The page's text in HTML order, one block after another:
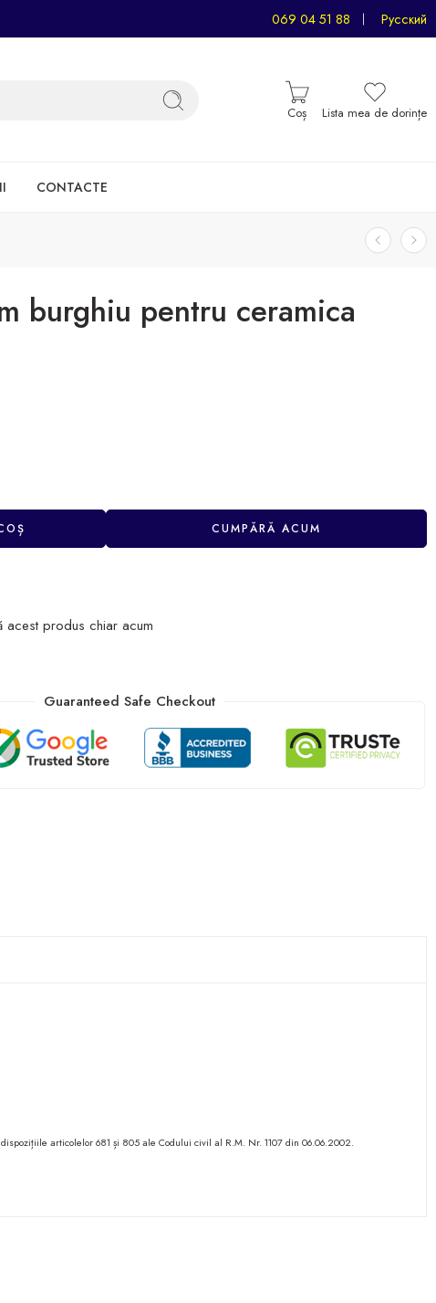
069 04 51 88 Русский
Coș Lista mea de dorințe
CONTACTE
burghiu pentru ceramica
CUMPĂRĂ ACUM
acest produs chiar acum
Guaranteed Safe Checkout
articolelor 681 și 805 ale Codului civil al R.M. Nr. 1107 din 06.06.2002.